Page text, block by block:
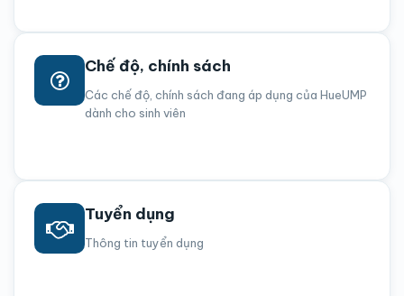
Chế độ, chính sách
Các chế độ, chính sách đang áp dụng của HueUMP
dành cho sinh viên
Tuyển dụng
Thông tin tuyển dụng